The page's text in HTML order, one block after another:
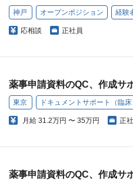
神戸 オープンポジション 経験
応相談 正社員
薬事申請資料のQC、作成サ
東京
月給 31.2万円 〜 35万円 正
薬事申請資料のQC、作成サ